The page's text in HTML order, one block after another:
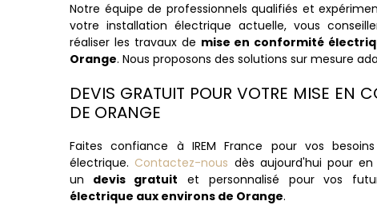
Notre équipe de professionnels qualifiés et
votre installation électrique actuelle, vous
réaliser les travaux de mise en conformité
Orange. Nous proposons des solutions sur mesure
DEVIS GRATUIT POUR VOTRE MISE EN
DE ORANGE
Faites confiance à IREM France pour vos
électrique. Contactez-nous dès aujourd'hui pour
un devis gratuit et personnalisé pour vos
électrique aux environs de Orange.